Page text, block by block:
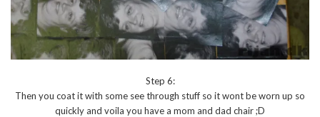
Step 6:
Then you coat it with some see through stuff so it wont be worn up so
quickly and voila you have a mom and dad chair ;D